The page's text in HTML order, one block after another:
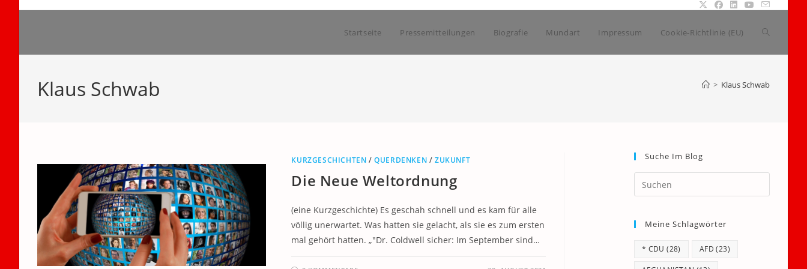
Startseite Pressemitteilungen Biografie Mundart Impressum Cookie-Richtlinie (EU) Website-
Klaus Schwab > Klaus Schwab
KURZGESCHICHTEN /QUERDENKEN / ZUKUNFT
Die Neue Weltordnung
(eine Kurzgeschichte) Es geschah schnell und es kam für alle
völlig unerwartet. Was hatten sie gelacht, als sie es zum ersten
mal gehört hatten. „"Dr. Coldwell sicher: Im September sind…
Suche Im Blog
Escape
Meine Schlagwörter
* CDU (28) AFD (23)